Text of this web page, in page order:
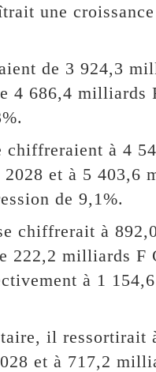
une
de 3 924,3
4 686,4 milliards
chiffreraient à 4
et à 5 403,6
de 9,1%.
chiffrerait à
222,2 milliards F
à 1
il ressortirait
et à 717,2